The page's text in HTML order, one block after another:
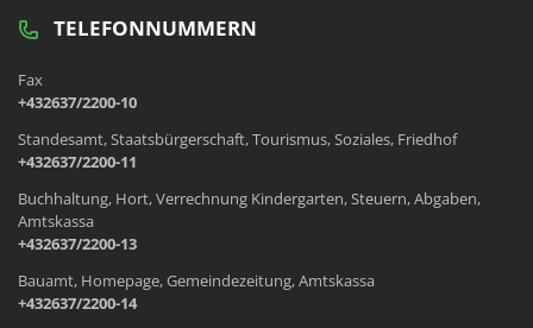
TELEFONNUMMERN
Fax
+432637/2200-10
Standesamt, Staatsbürgerschaft, Tourismus, Soziales, Friedhof
+432637/2200-11
Buchhaltung, Hort, Verrechnung Kindergarten, Steuern, Abgaben,
Amtskassa
+432637/2200-13
Bauamt, Homepage, Gemeindezeitung, Amtskassa
+432637/2200-14